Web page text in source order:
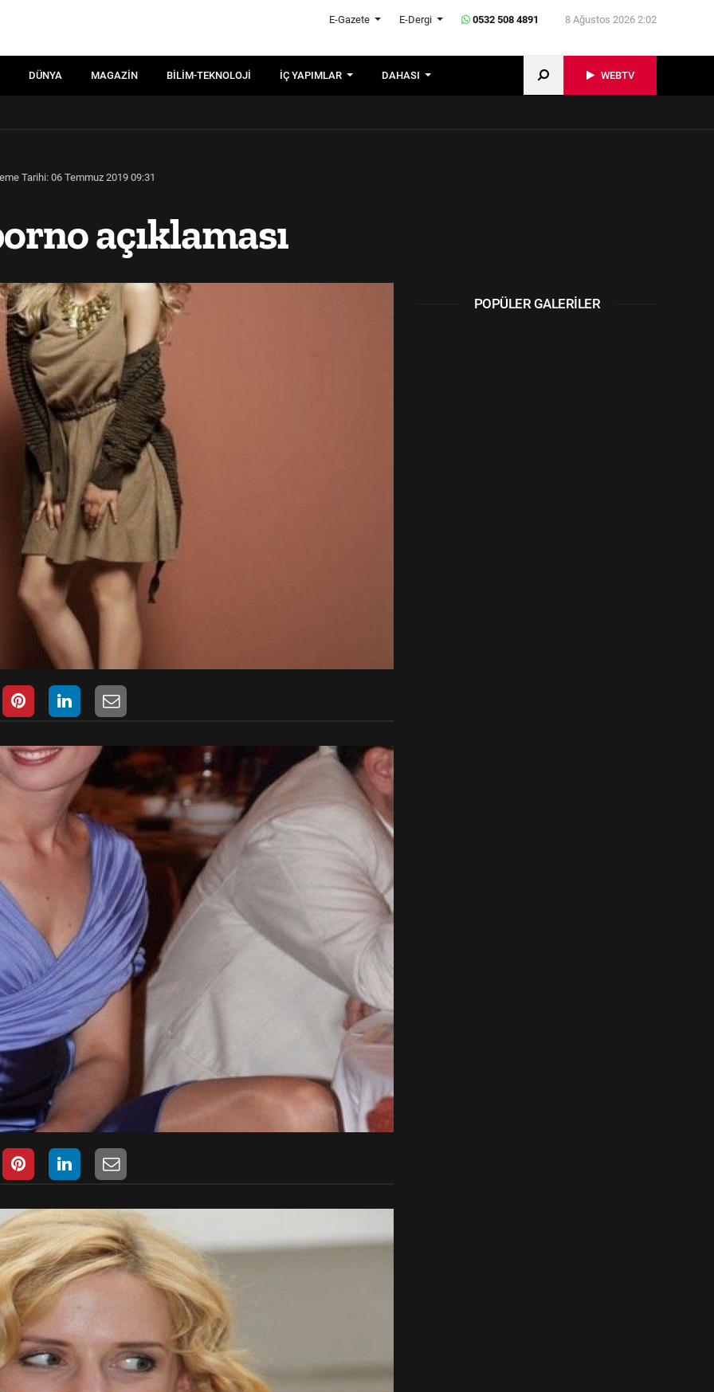
E-Gazete E-Dergi 0532 508 4891 8 Ağustos 2026 2:02
DÜNYA MAGAZIN BILIM-TEKNOLOJI İÇ YAPIMLAR DAHASI WEBTV
Tarihi: 06 Temmuz 2019 09:31
açıklaması
POPÜLER GALERILER